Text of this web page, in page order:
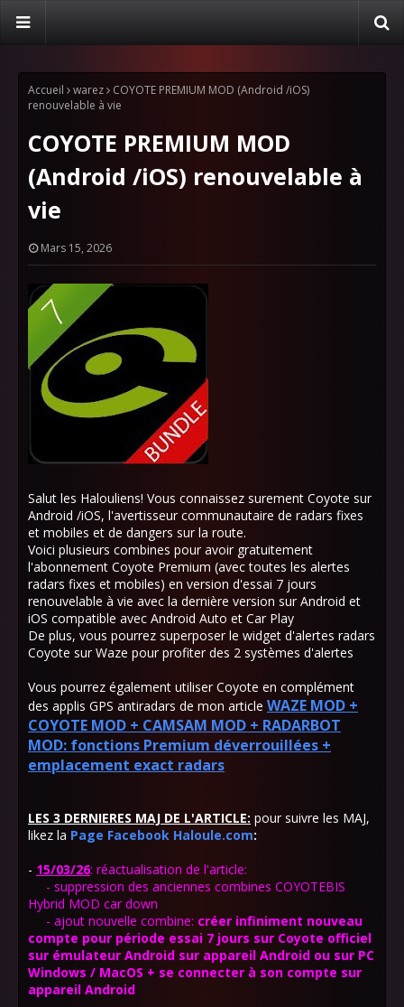
Accueil warez
COYOTE PREMIUM MOD (Android /iOS)
renouvelable à vie
COYOTE PREMIUM MOD
(Android /iOS) renouvelable à
vie
Mars 15, 2026
Salut les Halouliens! Vous connaissez surement Coyote sur
Android /iOS, l'avertisseur communautaire de radars fixes
et mobiles et de dangers sur la route.
Voici plusieurs combines pour avoir gratuitement
l'abonnement Coyote Premium (avec toutes les alertes
radars fixes et mobiles) en version d'essai 7 jours
renouvelable à vie avec la dernière version sur Android et
iOS compatible avec Android Auto et Car Play
De plus, vous pourrez superposer le widget d'alertes radars
Coyote sur Waze pour profiter des 2 systèmes d'alertes
Vous pourrez également utiliser Coyote en complément
des applis GPS antiradars de mon article WAZE MOD +
COYOTE MOD + CAMSAM MOD + RADARBOT
MOD: fonctions Premium déverrouillées +
emplacement exact radars
LES 3 DERNIERES MAJ DE L'ARTICLE: pour suivre les MAJ,
likez la Page Facebook Haloule.com:
- 15/03/26: réactualisation de l'article:
- suppression des anciennes combines COYOTEBIS
Hybrid MOD car down
- ajout nouvelle combine: créer infiniment nouveau
compte pour période essai 7 jours sur Coyote officiel
sur émulateur Android sur appareil Android ou sur PC
Windows / MacOS + se connecter à son compte sur
appareil Android